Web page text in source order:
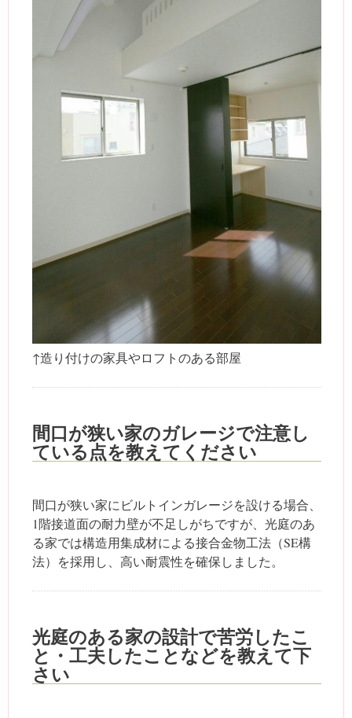
↑造り付けの家具やロフトのある部屋
間口が狭い家のガレージで注意し
ている点を教えてください
間口が狭い家にビルトインガレージを設ける場合、
1階接道面の耐力壁が不足しがちですが、光庭のあ
る家では構造用集成材による接合金物工法（SE構
法）を採用し、高い耐震性を確保しました。
光庭のある家の設計で苦労したこ
と・工夫したことなどを教えて下
さい